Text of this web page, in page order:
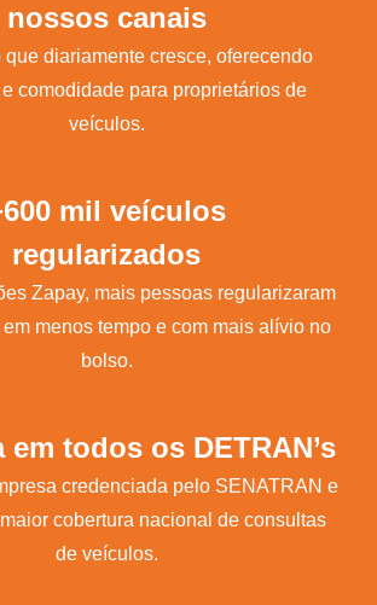
nossos canais
que diariamente cresce, oferecendo
comodidade para proprietários de
veículos.
mil veículos
regularizados
Zapay, mais pessoas regularizaram
menos tempo e com mais alívio no
bolso.
em todos os DETRAN’s
credenciada pelo SENATRAN e
cobertura nacional de consultas
de veículos.